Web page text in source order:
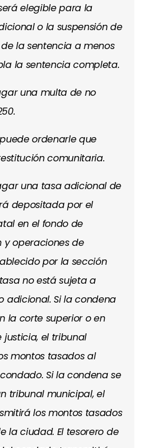
elegible para la
o la suspensión de
la sentencia a menos
la sentencia completa.
una multa de no
ordenarle que
comunitaria.
una tasa adicional de
depositada por el
en el fondo de
y operaciones de
por la sección
tasa no está sujeta a
adicional. Si la condena
la corte superior o en
justicia, el tribunal
montos tasados al
Si la condena se
tribunal municipal, el
los montos tasados
la ciudad. El tesorero de